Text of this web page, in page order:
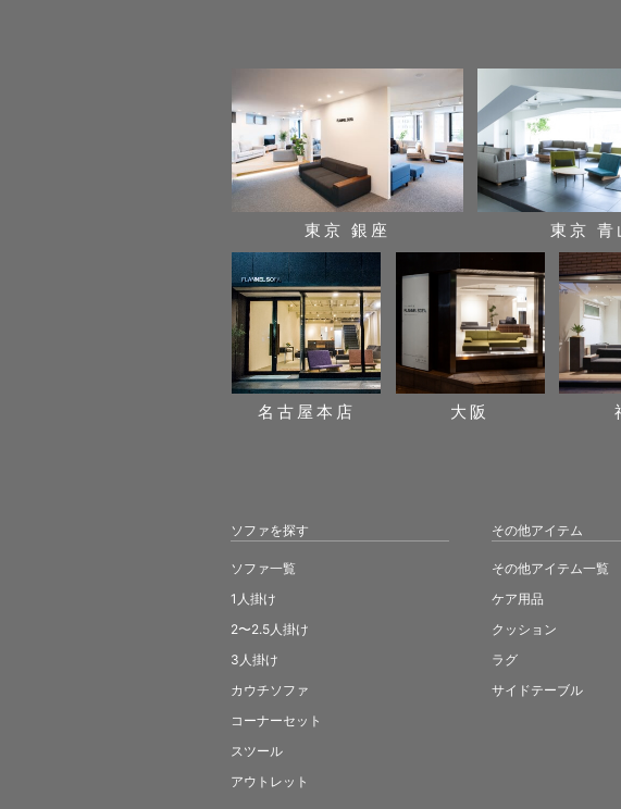
東京 銀座 東京 青
名古屋本店 大阪
ソファを探す
ソファ一覧
1人掛け
2〜2.5人掛け
3人掛け
カウチソファ
コーナーセット
スツール
アウトレット
その他アイテム
その他アイテム一覧
ケア用品
クッション
ラグ
サイドテーブル